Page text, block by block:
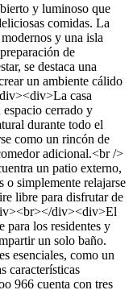
y luminoso que
comidas. La
y una isla
de
se destaca una
un ambiente cálido
casa
cerrado y
durante todo el
como un rincón de
adicional.<br />
un patio externo,
o simplemente relajarse
libre para disfrutar de
div><div>El
para los residentes y
un solo baño.
esenciales, como un
características
966 cuenta con tres